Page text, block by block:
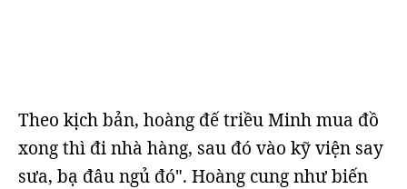
Theo kịch bản, hoàng đế triều Minh mua đồ
xong thì đi nhà hàng, sau đó vào kỹ viện say
sưa, bạ đâu ngủ đó". Hoàng cung như biến